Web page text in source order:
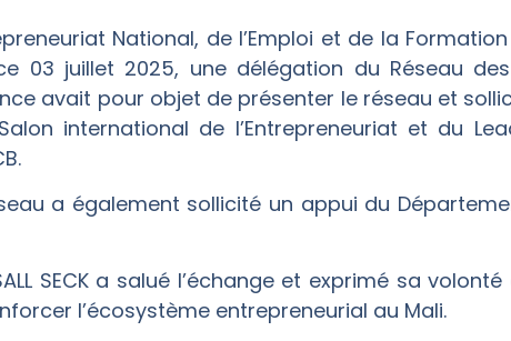
National, de l’Emploi et de la Formation
03 juillet 2025, une délégation du Réseau
avait pour objet de présenter le réseau et
international de l’Entrepreneuriat et du
a également sollicité un appui du
SECK a salué l’échange et exprimé sa
l’écosystème entrepreneurial au Mali.